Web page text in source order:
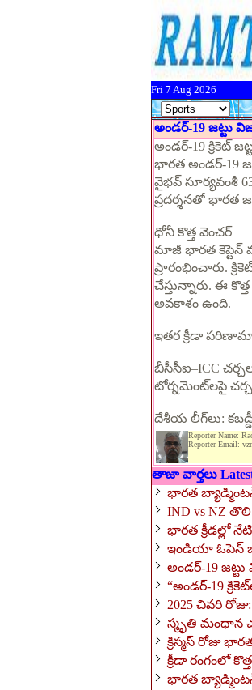
Fri 7 Aug 2026
అండర్-19 జట్టు
అండర్-19 క్రికెట్
భారత అండర్-19
వైభవ్ సూర్యవంశీ
ప్రదర్శనతో భారత
ధోనీ కొత్త వెంచర్
మాజీ భారత కెప్టెన్
ప్రారంభించారు.
చేస్తున్నారు. ఈ
అవకాశం ఉంది.
ఇతర క్రీడా
బీసీసీఐ–ICC
టోర్నమెంట్‌లపై
దేశీయ లీగ్‌లు:
Reporter Name:
Reporter Email:
తాజా వార్తలు
భారత
IND vs NZ తొలి
భారత క్రీడల్లో
ఇండియా ఓపెన్
అండర్-19
“అండర్-19
2025 చివరి
స్మృతి మంధాన
క్రిస్మస్‌ రోజు
క్రీడా రంగంలో
భారత